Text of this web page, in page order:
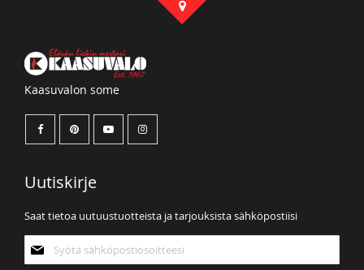
Kaasuvalon some
Uutiskirje
Saat tietoa uutuustuotteista ja tarjouksista sähköpostiisi
uutiskirjeemme: